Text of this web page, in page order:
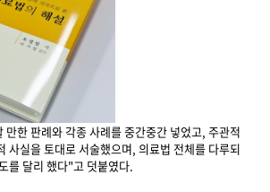
만한 판례와 각종 사례를 중간중간 넣었고, 주관적
사실을 토대로 서술했으며, 의료법 전체를 다루되
를 달리 했다"고 덧붙였다.